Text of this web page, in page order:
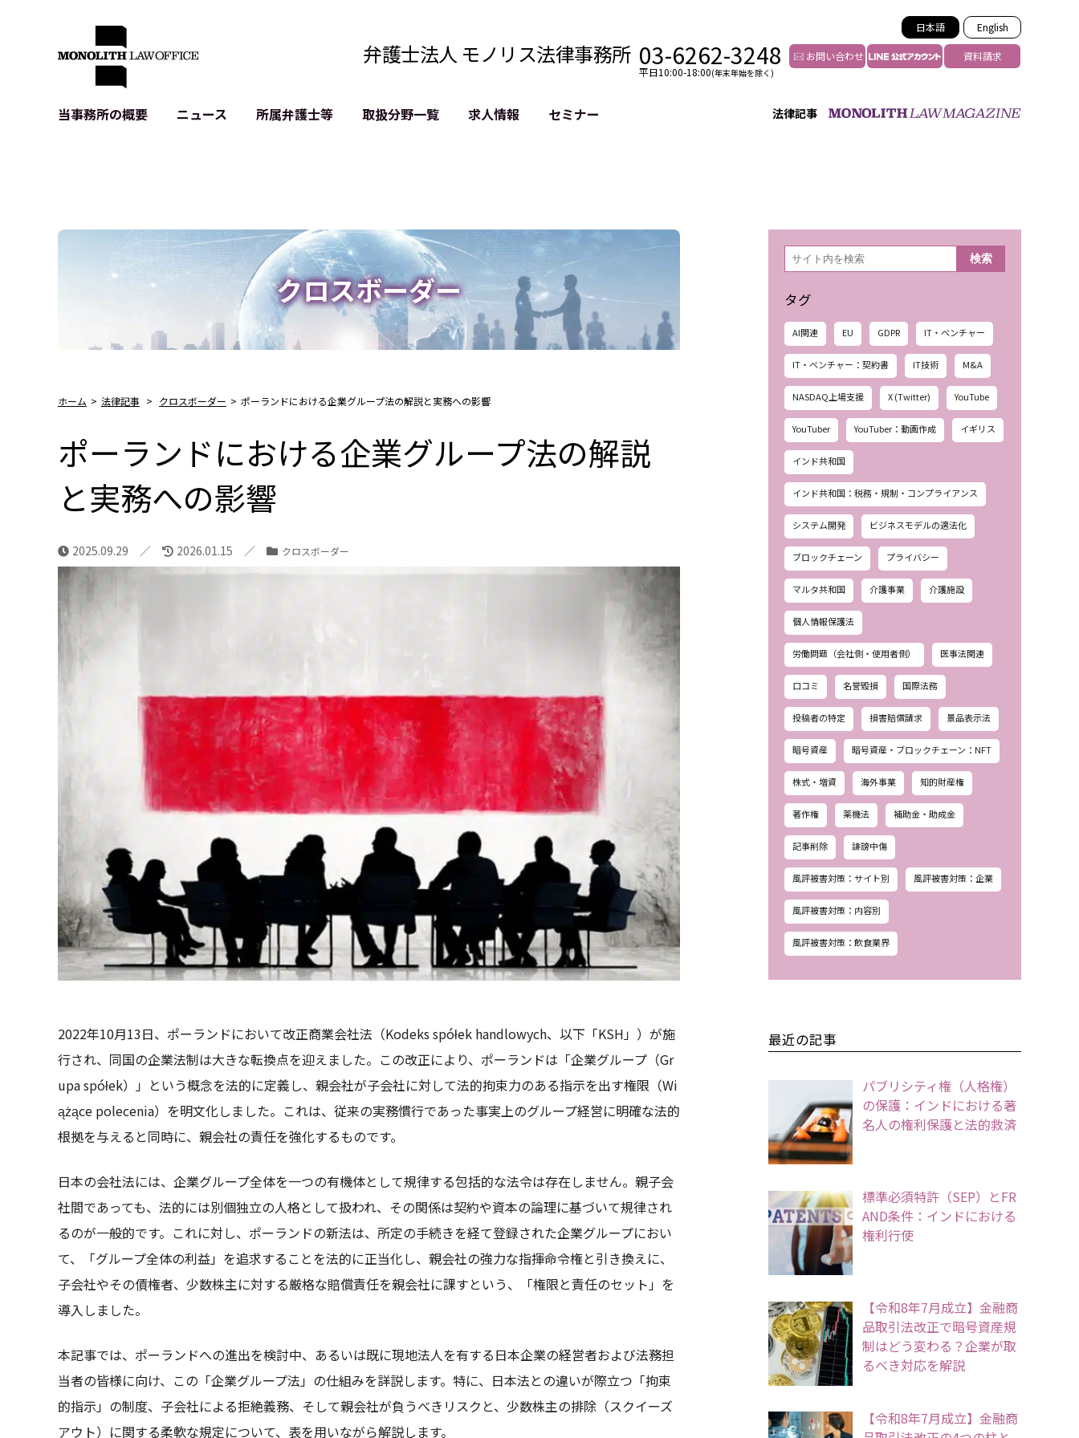
日本語 English
弁護士法人 モノリス法律事務所 03-6262-3248
平日10:00-18:00(年末年始を除く)
お問い合わせ 資料請求
法律記事
当事務所の概要 ニュース 所属弁護士等 取扱分野一覧
IPO（上場）支援
生成AI関連法務
記事・LPの薬機法等チェック
D2C等の不正転売対策
サイバー犯罪の刑事告訴等
GDPR対応支援
誹謗中傷加害者の弁護
リスティング汚染の削除対策
YouTube等SNSのM&A
求人情報 セミナー
クロスボーダー
ホーム > 法律記事 > クロスボーダー > ポーランドにおける企業グループ法の解説と実務への影響
ポーランドにおける企業グループ法の解説
と実務への影響
2025.09.29 2026.01.15 クロスボーダー
2022年10月13日、ポーランドにおいて改正商業会社法（Kodeks spółek handlowych、以下「KSH」）が施
行され、同国の企業法制は大きな転換点を迎えました。この改正により、ポーランドは「企業グループ（Gr
upa spółek）」という概念を法的に定義し、親会社が子会社に対して法的拘束力のある指示を出す権限（Wi
ążące polecenia）を明文化しました。これは、従来の実務慣行であった事実上のグループ経営に明確な法的
根拠を与えると同時に、親会社の責任を強化するものです。
日本の会社法には、企業グループ全体を一つの有機体として規律する包括的な法令は存在しません。親子会
社間であっても、法的には別個独立の人格として扱われ、その関係は契約や資本の論理に基づいて規律され
るのが一般的です。これに対し、ポーランドの新法は、所定の手続きを経て登録された企業グループにおい
て、「グループ全体の利益」を追求することを法的に正当化し、親会社の強力な指揮命令権と引き換えに、
子会社やその債権者、少数株主に対する厳格な賠償責任を親会社に課すという、「権限と責任のセット」を
導入しました。
本記事では、ポーランドへの進出を検討中、あるいは既に現地法人を有する日本企業の経営者および法務担
当者の皆様に向け、この「企業グループ法」の仕組みを詳説します。特に、日本法との違いが際立つ「拘束
的指示」の制度、子会社による拒絶義務、そして親会社が負うべきリスクと、少数株主の排除（スクイーズ
アウト）に関する柔軟な規定について、表を用いながら解説します。
検
索 検索
タグ
AI関連 EU GDPR IT・ベンチャー
IT・ベンチャー：契約書 IT技術 M&A
NASDAQ上場支援 X (Twitter) YouTube
YouTuber YouTuber：動画作成 イギリス
インド共和国
インド共和国：税務・規制・コンプライアンス
システム開発 ビジネスモデルの適法化
ブロックチェーン プライバシー
マルタ共和国 介護事業 介護施設
個人情報保護法
労働問題（会社側・使用者側） 医事法関連
口コミ 名誉毀損 国際法務
投稿者の特定 損害賠償請求 景品表示法
暗号資産 暗号資産・ブロックチェーン：NFT
株式・増資 海外事業 知的財産権
著作権 薬機法 補助金・助成金
記事削除 誹謗中傷
風評被害対策：サイト別 風評被害対策：企業
風評被害対策：内容別
風評被害対策：飲食業界
最近の記事
パブリシティ権（人格権）
の保護：インドにおける著
名人の権利保護と法的救済
標準必須特許（SEP）とFR
AND条件：インドにおける
権利行使
【令和8年7月成立】金融商
品取引法改正で暗号資産規
制はどう変わる？企業が取
るべき対応を解説
【令和8年7月成立】金融商